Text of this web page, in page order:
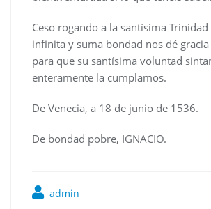
Ceso rogando a la santísima
infinita y suma bondad nos dé
para que su santísima voluntad
enteramente la cumplamos.
De Venecia, a 18 de junio de 1536.
De bondad pobre, IGNACIO.
admin